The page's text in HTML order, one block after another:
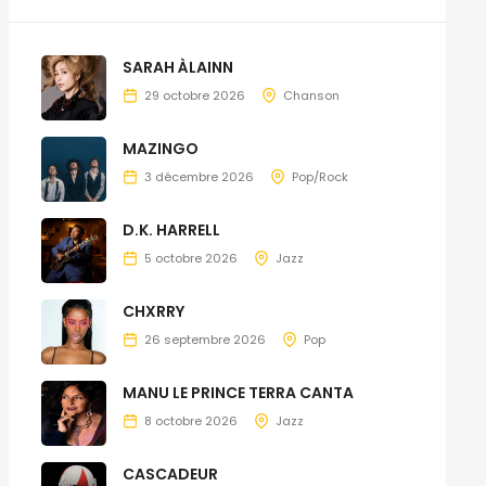
SARAH ÀLAINN
29 octobre 2026 Chanson
MAZINGO
3 décembre 2026 Pop/Rock
D.K. HARRELL
5 octobre 2026 Jazz
CHXRRY
26 septembre 2026 Pop
MANU LE PRINCE TERRA CANTA
8 octobre 2026 Jazz
CASCADEUR